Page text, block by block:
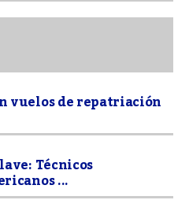
vuelos de repatriación
Técnicos
...